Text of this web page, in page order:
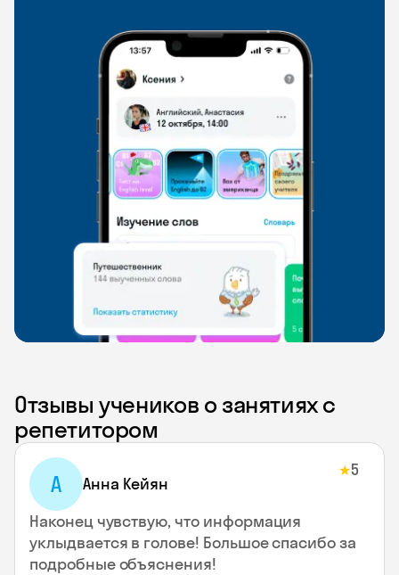
Отзывы учеников о занятиях с
репетитором
А Анна Кейян
★5
Наконец чувствую, что информация
уклыдвается в голове! Большое спасибо за
подробные объяснения!